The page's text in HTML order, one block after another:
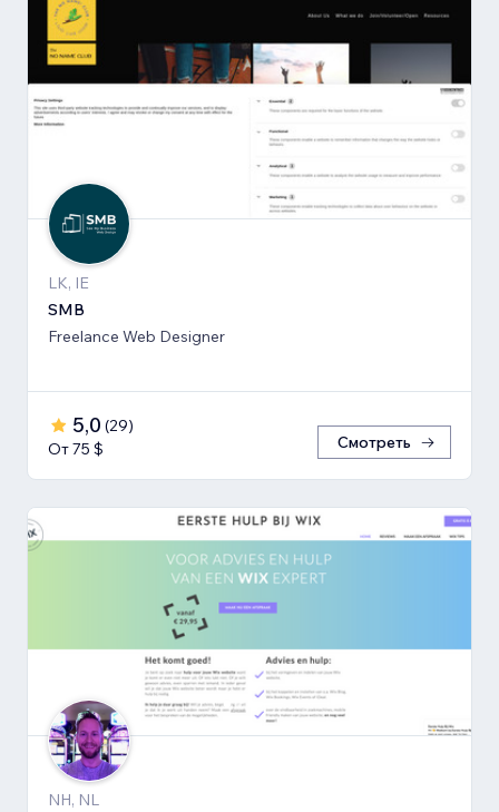
LK, IE
SMB
Freelance Web Designer
5,0 (29)
От 75 $
Смотреть
NH, NL